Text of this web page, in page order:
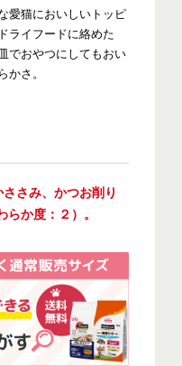
愛猫においしいトッピ
ライフードに絡めた
でおやつにしてもおい
かさ。
さみ、かつお削り
か度：２）。